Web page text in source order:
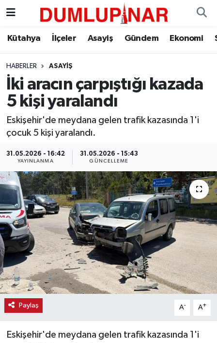
Kütahya İlçeler Asayiş Gündem Ekonomi
HABERLER ASAYIŞ
İki aracın çarpıştığı kazada
5 kişi yaralandı
Eskişehir'de meydana gelen trafik kazasında 1'i
çocuk 5 kişi yaralandı.
31.05.2026 - 16:42
YAYINLANMA
31.05.2026 - 15:43
GÜNCELLEME
Paylaş A- A+
Eskişehir'de meydana gelen trafik kazasında 1'i
Asayiş
Diğer
Dünya
Eğitim
Ekonomi
Eleman
Emlak
Gündem
Haber
Haber İlanlar
Kültür-Sanat
Magazin
Resmi İlanlar
Kütahya Hava Durumu
Kütahya Trafik Yoğunluk Haritası
Süper Lig Puan Durumu ve Fikstür
Tüm Manşetler
Son Dakika Haberleri
Haber Arşivi